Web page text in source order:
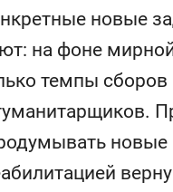
новые
на фоне
темпы
новые
природе,
с